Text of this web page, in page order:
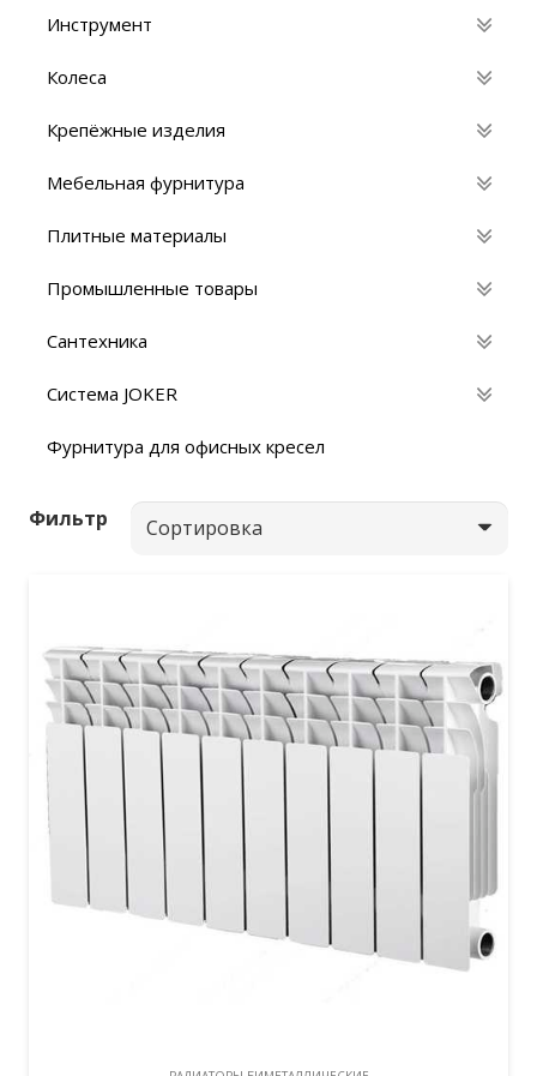
Инструмент
Колеса
Крепёжные изделия
Мебельная фурнитура
Плитные материалы
Промышленные товары
Сантехника
Система JOKER
Фурнитура для офисных кресел
Фильтр